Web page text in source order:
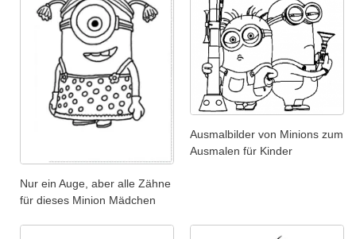
Nur ein Auge, aber alle Zähne
für dieses Minion Mädchen
Ausmalbilder von Minions zum
Ausmalen für Kinder